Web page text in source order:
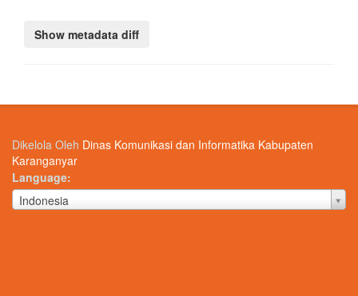
Dikelola Oleh Dinas Komunikasi dan Informatika Kabupaten
Karanganyar
Language
Indonesia
Language